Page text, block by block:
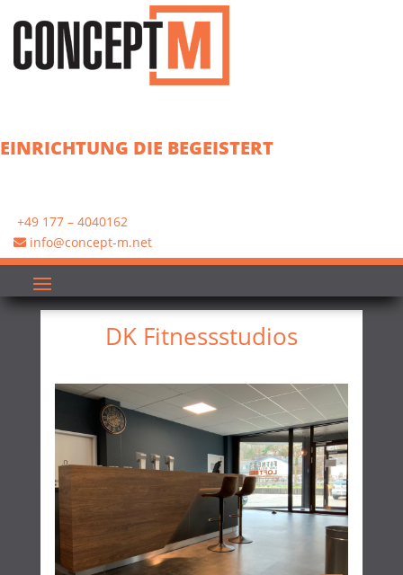
EINRICHTUNG DIE BEGEISTERT
+49 177 – 4040162
info@concept-m.net
DK Fitnessstudios